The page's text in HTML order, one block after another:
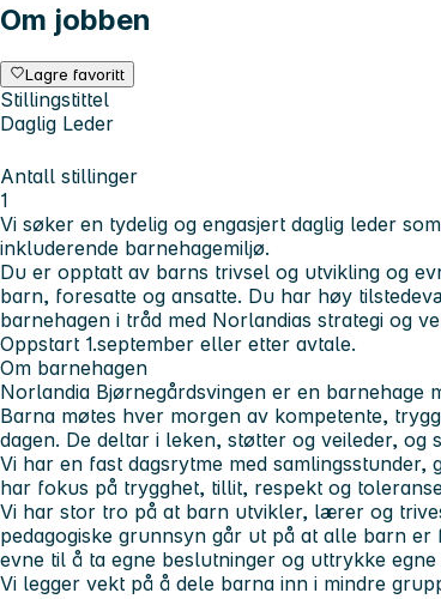
Om jobben
Lagre favoritt
Stillingstittel
Daglig Leder
Antall stillinger
1
Vi søker en tydelig og engasjert daglig leder
inkluderende barnehagemiljø.
Du er opptatt av barns trivsel og utvikling og
barn, foresatte og ansatte. Du har høy
barnehagen i tråd med Norlandias strategi og
Oppstart 1.september eller etter avtale.
Om barnehagen
Norlandia Bjørnegårdsvingen er en barnehage
Barna møtes hver morgen av kompetente,
dagen. De deltar i leken, støtter og veileder,
Vi har en fast dagsrytme med
har fokus på trygghet, tillit, respekt og
Vi har stor tro på at barn utvikler, lærer og
pedagogiske grunnsyn går ut på at alle barn
evne til å ta egne beslutninger og uttrykke egne
Vi legger vekt på å dele barna inn i mindre